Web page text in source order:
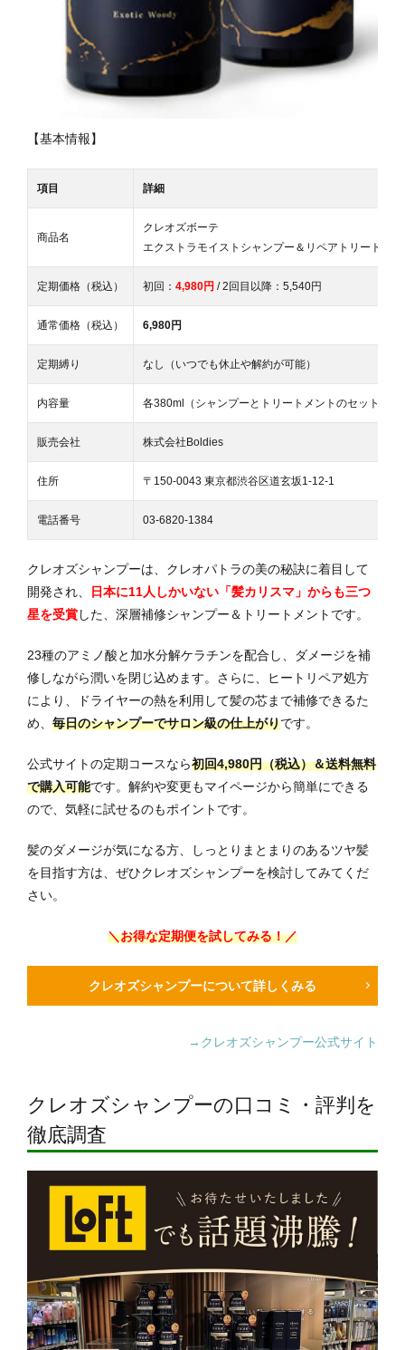
【基本情報】
項目 詳細
商品名
クレオズボーテ
エクストラモイストシャンプー＆リペアトリートメ
定期価格（税込） 初回： 4,980円 / 2回目以降：5,540円
通常価格（税込） 6,980円
定期縛り なし（いつでも休止や解約が可能）
内容量 各380ml（シャンプーとトリートメントのセット）
販売会社 株式会社Boldies
住所 〒150-0043 東京都渋谷区道玄坂1-12-1
電話番号 03-6820-1384
クレオズシャンプーは、クレオパトラの美の秘訣に着目して
開発され、
日本に11人しかいない「髪カリスマ」からも三つ
星を受賞した、深層補修シャンプー＆トリートメントです。
23種のアミノ酸と加水分解ケラチンを配合し、ダメージを補
修しながら潤いを閉じ込めます。さらに、ヒートリペア処方
により、ドライヤーの熱を利用して髪の芯まで補修できるた
め、 毎日のシャンプーでサロン級の仕上がりです。
公式サイトの定期コースなら初回4,980円（税込）＆送料無料
で購入可能です。解約や変更もマイページから簡単にできる
ので、気軽に試せるのもポイントです。
髪のダメージが気になる方、しっとりまとまりのあるツヤ髪
を目指す方は、ぜひクレオズシャンプーを検討してみてくだ
さい。
＼お得な定期便を試してみる！／
クレオズシャンプーについて詳しくみる
→クレオズシャンプー公式サイト
クレオズシャンプーの口コミ・評判を
徹底調査